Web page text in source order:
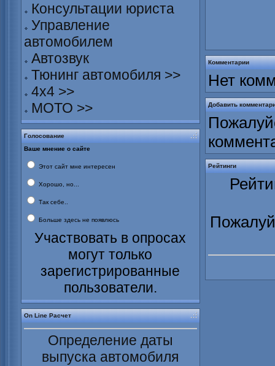
Консультации юриста
Управление
автомобилем
Автозвук
Тюнинг автомобиля >>
4х4 >>
МОТО >>
Голосование
Ваше мнение о сайте
Этот сайт мне интересен
Хорошо, но...
Так себе..
Больше здесь не появлюсь
Участвовать в опросах
могут только
зарегистрированные
пользователи.
On Line Расчет
Определение даты
выпуска автомобиля
Комментарии
Нет
Добавить
Рейтинги